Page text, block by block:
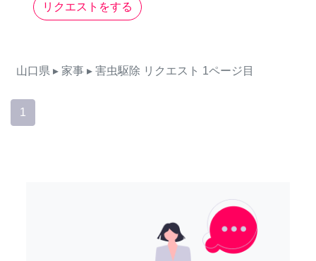
リクエストをする
山口県 ▸ 家事 ▸ 害虫駆除 リクエスト 1ページ目
1